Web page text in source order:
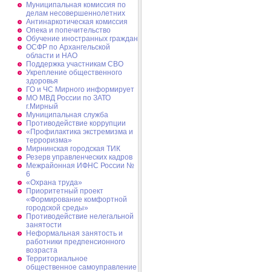
Муниципальная комиссия по
делам несовершеннолетних
Антинаркотическая комиссия
Опека и попечительство
Обучение иностранных граждан
ОСФР по Архангельской
области и НАО
Поддержка участникам СВО
Укрепление общественного
здоровья
ГО и ЧС Мирного информирует
МО МВД России по ЗАТО
г.Мирный
Муниципальная cлужба
Противодействие коррупции
«Профилактика экстремизма и
терроризма»
Мирнинская городская ТИК
Резерв управленческих кадров
Межрайонная ИФНС России №
6
«Охрана труда»
Приоритетный проект
«Формирование комфортной
городской среды»
Противодействие нелегальной
занятости
Неформальная занятость и
работники предпенсионного
возраста
Территориальное
общественное самоуправление